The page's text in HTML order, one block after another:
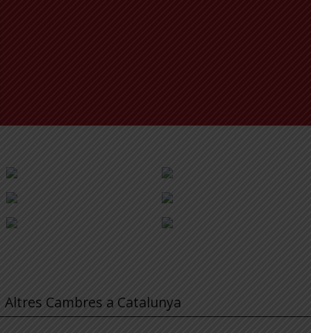
Altres Cambres a Catalunya